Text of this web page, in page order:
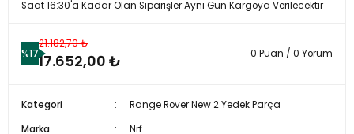
Saat 16:30'a Kadar Olan Siparişler Aynı Gün Kargoya Verilecektir
%17
21.182,70 ₺
17.652,00 ₺ 0 Puan / 0 Yorum
Kategori
Range Rover New 2 Yedek Parça
Marka
Nrf